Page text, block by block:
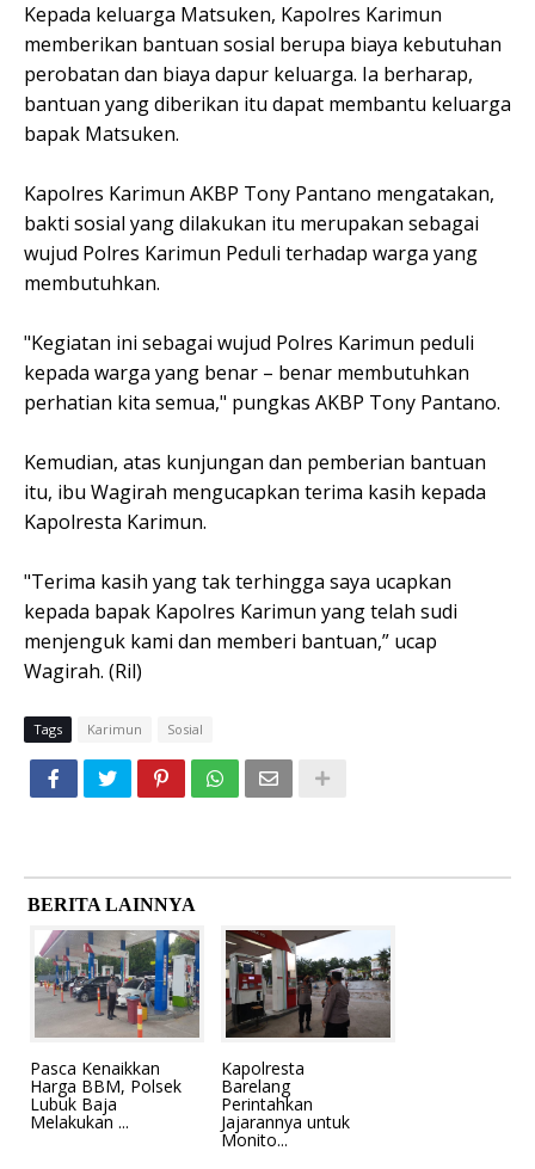
Kepada keluarga Matsuken, Kapolres Karimun
memberikan bantuan sosial berupa biaya kebutuhan
perobatan dan biaya dapur keluarga. Ia berharap,
bantuan yang diberikan itu dapat membantu keluarga
bapak Matsuken.
Kapolres Karimun AKBP Tony Pantano mengatakan,
bakti sosial yang dilakukan itu merupakan sebagai
wujud Polres Karimun Peduli terhadap warga yang
membutuhkan.
"Kegiatan ini sebagai wujud Polres Karimun peduli
kepada warga yang benar – benar membutuhkan
perhatian kita semua," pungkas AKBP Tony Pantano.
Kemudian, atas kunjungan dan pemberian bantuan
itu, ibu Wagirah mengucapkan terima kasih kepada
Kapolresta Karimun.
"Terima kasih yang tak terhingga saya ucapkan
kepada bapak Kapolres Karimun yang telah sudi
menjenguk kami dan memberi bantuan,” ucap
Wagirah. (Ril)
Tags Karimun Sosial
BERITA LAINNYA
Pasca Kenaikkan
Harga BBM, Polsek
Lubuk Baja
Melakukan ...
Kapolresta
Barelang
Perintahkan
Jajarannya untuk
Monito...